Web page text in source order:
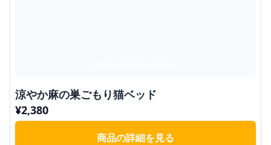
涼やか麻の巣ごもり猫ベッド
¥2,380
商品の詳細を見る